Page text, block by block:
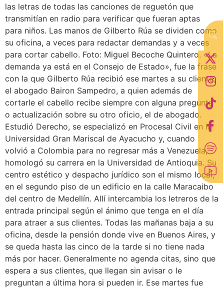
las letras de todas las canciones de reguetón que
transmitían en radio para verificar que fueran aptas
para niños. Las manos de Gilberto Rúa se dividen como
su oficina, a veces para redactar demandas y a veces
para cortar cabello. Foto: Miguel Becoche Quintero. «La
demanda ya está en el Consejo de Estado», fue la frase
con la que Gilberto Rúa recibió ese martes a su cliente,
el abogado Bairon Sampedro, a quien además de
cortarle el cabello recibe siempre con alguna pregunta
o actualización sobre su otro oficio, el de abogado.
Estudió Derecho, se especializó en Procesal Civil en la
Universidad Gran Mariscal de Ayacucho y, cuando
volvió a Colombia para no regresar más a Venezuela,
homologó su carrera en la Universidad de Antioquia. Su
centro estético y despacho jurídico son el mismo local,
en el segundo piso de un edificio en la calle Maracaibo
del centro de Medellín. Allí intercambia los letreros de la
entrada principal según el ánimo que tenga en el día
para atraer a sus clientes. Todas las mañanas baja a su
oficina, desde la pensión donde vive en Buenos Aires, y
se queda hasta las cinco de la tarde si no tiene nada
más por hacer. Generalmente no agenda citas, sino que
espera a sus clientes, que llegan sin avisar o le
preguntan a última hora si pueden ir. Ese martes fue